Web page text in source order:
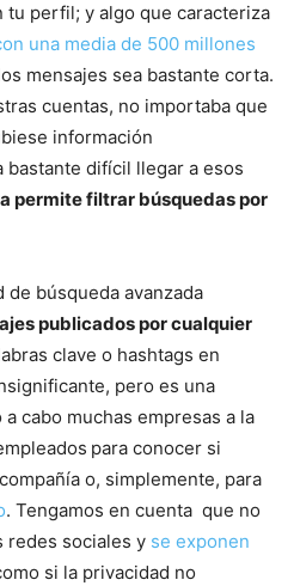
perfil; y algo que caracteriza
una media de 500 millones
mensajes sea bastante corta.
cuentas, no importaba que
información
bastante difícil llegar a esos
permite filtrar búsquedas por
de búsqueda avanzada
publicados por cualquier
clave o hashtags en
pero es una
cabo muchas empresas a la
para conocer si
o, simplemente, para
. Tengamos en cuenta que no
redes sociales y se exponen
si la privacidad no